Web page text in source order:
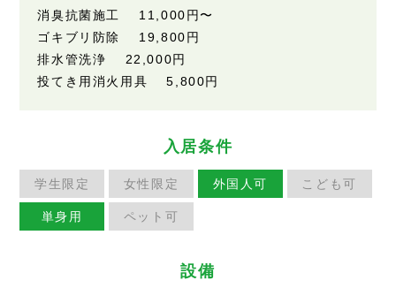
消臭抗菌施工 11,000円〜
ゴキブリ防除 19,800円
排水管洗浄 22,000円
投てき用消火用具 5,800円
入居条件
学生限定 女性限定 外国人可 こども可
単身用 ペット可
設備